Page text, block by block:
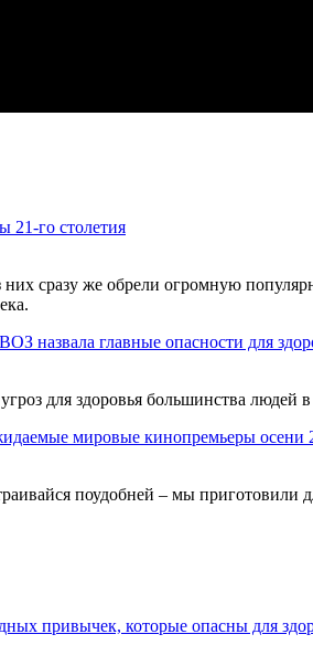
21-го столетия
сразу же обрели огромную
ВОЗ назвала главные опасности для
для здоровья большинства людей
мировые кинопремьеры осени
поудобней – мы
привычек, которые опасны для